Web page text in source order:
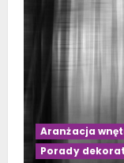
Aranżacja
Porady